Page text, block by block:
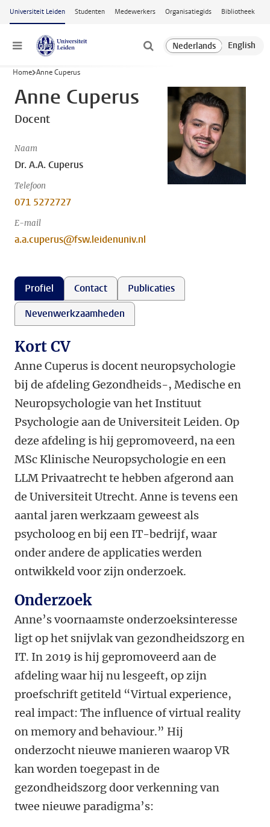
Ga naar hoofdinhoud
Universiteit Leiden Studenten Medewerkers Organisatiegids Bibliotheek
Menu
Home Anne Cuperus
Anne Cuperus
Docent
Naam
Dr. A.A. Cuperus
Telefoon
071 5272727
E-mail
a.a.cuperus@fsw.leidenuniv.nl
Profiel Contact
Publicaties
Nevenwerkzaamheden
Kort CV
Anne Cuperus is docent neuropsychologie
bij de afdeling Gezondheids-, Medische en
Neuropsychologie van het Instituut
Psychologie aan de Universiteit Leiden. Op
deze afdeling is hij gepromoveerd, na een
MSc Klinische Neuropsychologie en een
LLM Privaatrecht te hebben afgerond aan
de Universiteit Utrecht. Anne is tevens een
aantal jaren werkzaam geweest als
psycholoog en bij een IT-bedrijf, waar
onder andere de applicaties werden
ontwikkeld voor zijn onderzoek.
Onderzoek
Anne’s voornaamste onderzoeksinteresse
ligt op het snijvlak van gezondheidszorg en
IT. In 2019 is hij gepromoveerd aan de
afdeling waar hij nu lesgeeft, op zijn
proefschrift getiteld “Virtual experience,
real impact: The influence of virtual reality
on memory and behaviour.” Hij
onderzocht nieuwe manieren waarop VR
kan worden toegepast in de
gezondheidszorg door verkenning van
twee nieuwe paradigma’s: